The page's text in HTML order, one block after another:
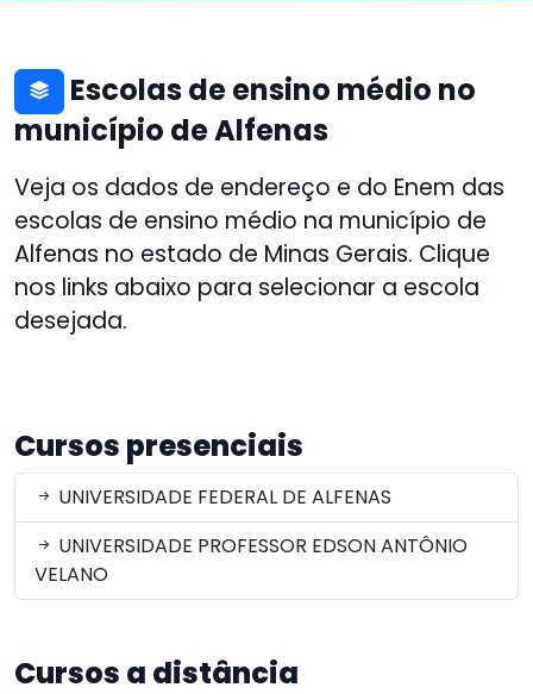
Escolas de ensino médio no
município de Alfenas
Veja os dados de endereço e do Enem das
escolas de ensino médio na município de
Alfenas no estado de Minas Gerais. Clique
nos links abaixo para selecionar a escola
desejada.
Cursos presenciais
UNIVERSIDADE FEDERAL DE ALFENAS
UNIVERSIDADE PROFESSOR EDSON ANTÔNIO
VELANO
Cursos a distância